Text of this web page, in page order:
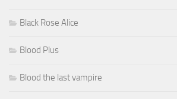
Black Rose Alice
Blood Plus
Blood the last vampire